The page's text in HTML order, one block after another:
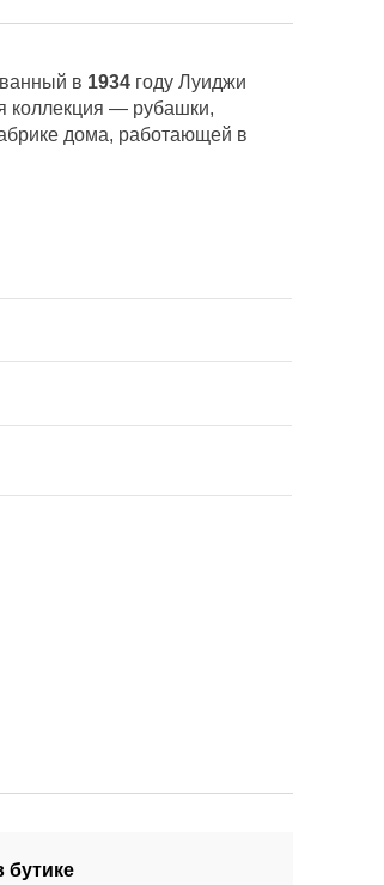
в 1934 году Луиджи
коллекция — рубашки,
дома, работающей в
бутике